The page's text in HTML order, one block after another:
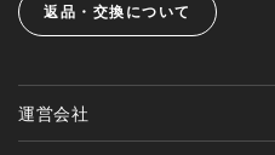
返品・交換について
運営会社